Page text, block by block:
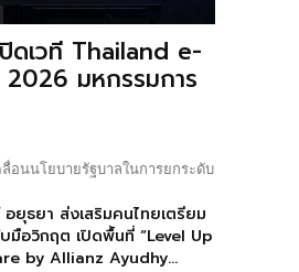
ดเวที Thailand e-
มหกรรมการ
อนนโยบายรัฐบาลในการยกระดับ
ยุธยา ส่งเสริมคนไทยเตรียม
มือวิกฤต เปิดพื้นที่ “Level Up
by Allianz Ayudhy...